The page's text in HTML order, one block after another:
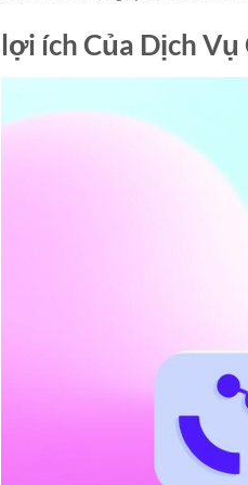
lợi ích Của Dịch Vụ